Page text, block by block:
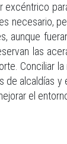
necesario,
aunque
las
Conciliar
alcaldías
el